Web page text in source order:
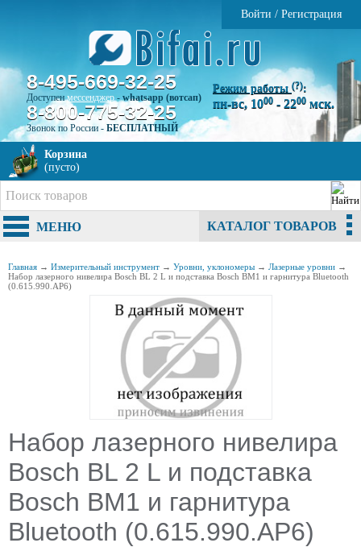
Войти / Регистрация
8-495-669-32-25
Доступенмессенджер-whatsapp (вотсап)
8-800-775-32-25
Звонок по России - БЕСПЛАТНЫЙ
Режим работы (?):
пн-вс, 1000 - 2200 мск.
Корзина
(пусто)
МЕНЮ КАТАЛОГ ТОВАРОВ
Главная → Измерительный инструмент → Уровни, уклономеры → Лазерные уровни →
Набор лазерного нивелира Bosch BL 2 L и подставка Bosch BM1 и гарнитура Bluetooth
(0.615.990.AP6)
Набор лазерного нивелира
Bosch BL 2 L и подставка
Bosch BM1 и гарнитура
Bluetooth (0.615.990.AP6)